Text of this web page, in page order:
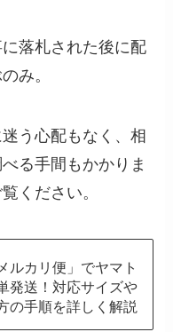
落札された後に配
み。
う心配もなく、相
る手間もかかりま
ください。
ルカリ便」でヤマト
発送！対応サイズや
の手順を詳しく解説